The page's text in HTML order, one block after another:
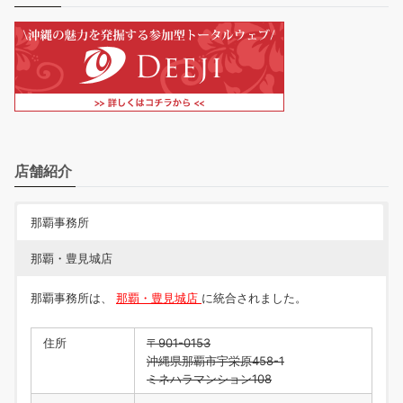
店舗紹介
那覇事務所
那覇・豊見城店
那覇事務所は、 那覇・豊見城店 に統合されました。
住所
〒901-0153
沖縄県那覇市宇栄原458-1
ミネハラマンション108